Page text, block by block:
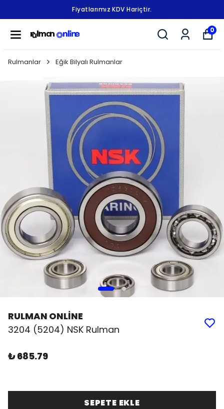
Fiyatlarımız KDV Hariçtir.
0
Rulmanlar Eğik Bilyalı Rulmanlar
RULMAN ONLİNE
3204 (5204) NSK Rulman
₺ 685.79
SEPETE EKLE